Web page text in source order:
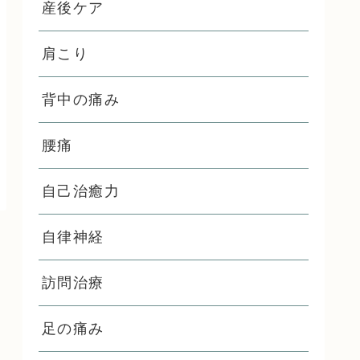
産後ケア
肩こり
背中の痛み
腰痛
自己治癒力
自律神経
訪問治療
足の痛み